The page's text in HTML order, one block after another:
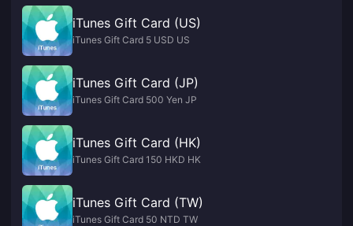
iTunes Gift Card (US)
iTunes Gift Card 5 USD US
iTunes Gift Card (JP)
iTunes Gift Card 500 Yen JP
iTunes Gift Card (HK)
iTunes Gift Card 150 HKD HK
iTunes Gift Card (TW)
iTunes Gift Card 50 NTD TW